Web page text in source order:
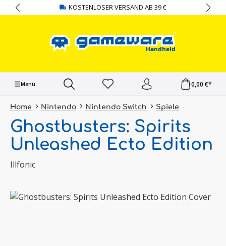
springen KOSTENLOSER VERSAND AB 39 €
Menü 0,00 €*
Home Nintendo Nintendo Switch Spiele
Ghostbusters: Spirits
Unleashed Ecto Edition
Illfonic
Bildergalerie überspringen